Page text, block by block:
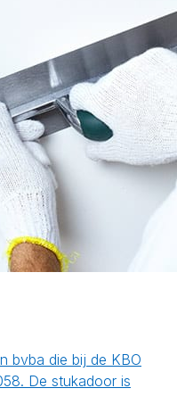
bvba die bij de KBO
De stukadoor is